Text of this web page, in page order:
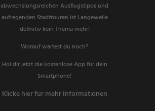
abwechslungsreichen Ausflugstipps und
aufregenden Stadttouren ist Langeweile
definitiv kein Thema mehr!
Worauf wartest du noch?
Hol dir jetzt die kostenlose App für dein
Smartphone!
Klicke hier für mehr Informationen